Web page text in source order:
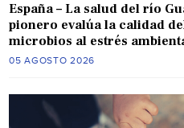
España – La salud del río
pionero evalúa la calidad
microbios al estrés
05 AGOSTO 2026